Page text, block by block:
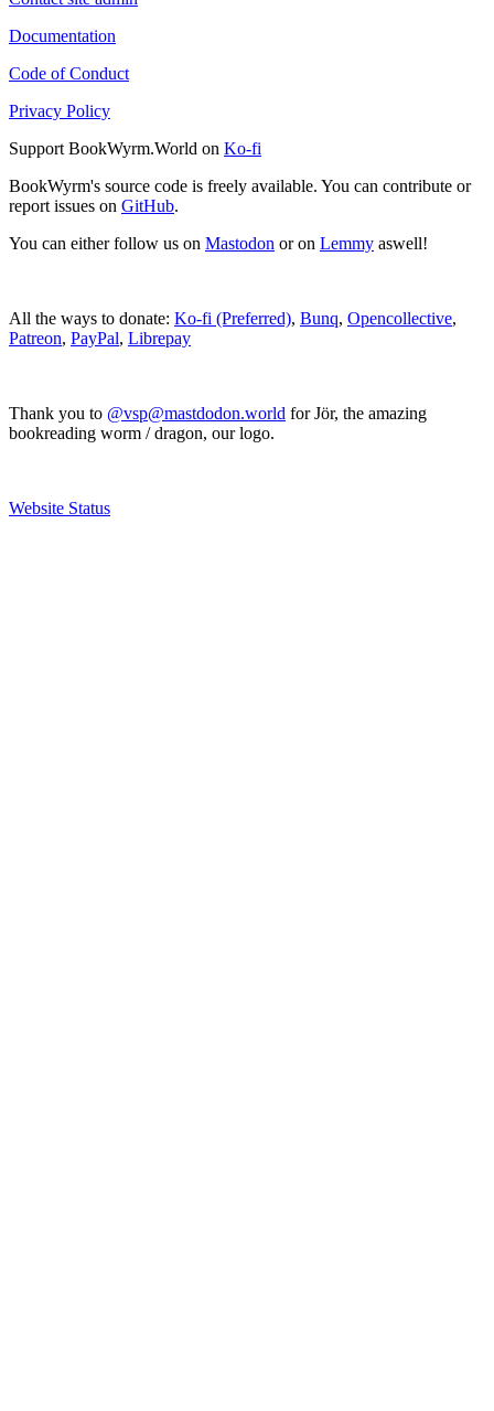
Documentation
Code of Conduct
Privacy Policy
Support BookWyrm.World on Ko-fi
BookWyrm's source code is freely available. You can contribute or
report issues on GitHub.
You can either follow us on Mastodon or on Lemmy aswell!
All the ways to donate: Ko-fi (Preferred), Bunq, Opencollective,
Patreon, PayPal, Librepay
Thank you to @vsp@mastdodon.world for Jör, the amazing
bookreading worm / dragon, our logo.
Website Status